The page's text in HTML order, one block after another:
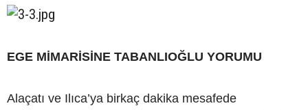
EGE MİMARİSİNE TABANLIOĞLU YORUMU
Alaçatı ve Ilıca’ya birkaç dakika mesafede